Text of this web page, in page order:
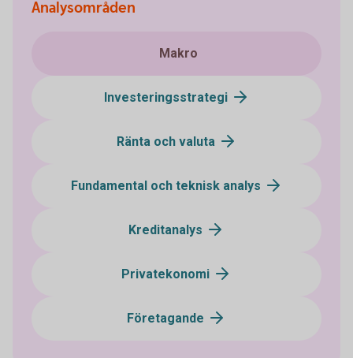
Analysområden
Makro
Investeringsstrategi
Ränta och valuta
Fundamental och teknisk analys
Kreditanalys
Privatekonomi
Företagande